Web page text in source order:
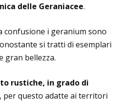
delle Geraniacee.
confusione i geranium sono
si tratti di esemplari
gran bellezza.
rustiche, in grado di
, per questo adatte ai territori